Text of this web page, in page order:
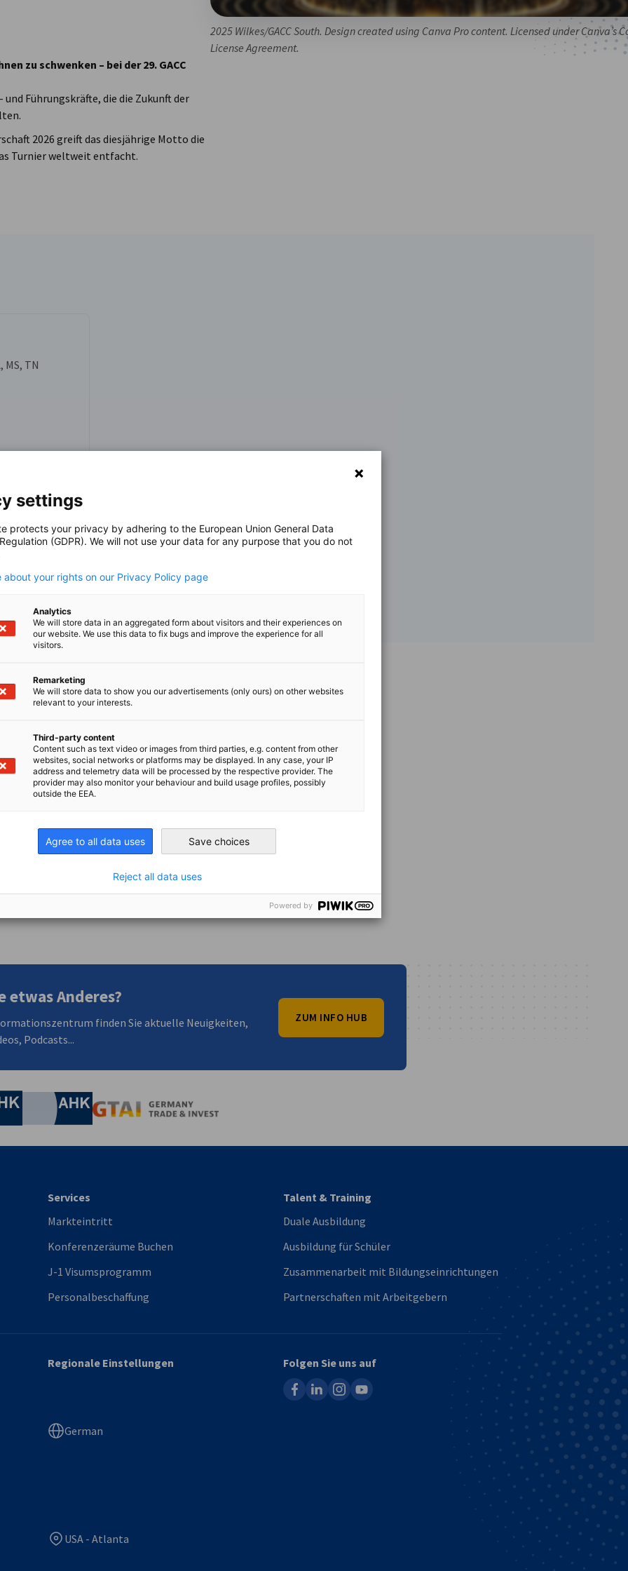
2025 Wilkes/GACC South. Design created using Canva Pro content. Licensed under Canva’s
License Agreement.
zu schwenken – bei der 29. GACC
Führungskräfte, die die Zukunft der
2026 greift das diesjährige Motto die
Turnier weltweit entfacht.
MS, TN
der LinkedIn gehen
Xing teilenKopiere URL zum Clipboard
etwas Anderes?
finden Sie aktuelle Neuigkeiten,
Podcasts...
ZUM INFO HUB
Industrie- und Handelskammer
Industrie- und Handelskammer
AHK.de
Services
Markteintritt
Konferenzeräume Buchen
J-1 Visumsprogramm
Personalbeschaffung
Talent & Training
Duale Ausbildung
Ausbildung für Schüler
Zusammenarbeit mit Bildungseinrichtungen
Partnerschaften mit Arbeitgebern
Regionale Einstellungen
German
USA - Atlanta
Folgen Sie uns auf
facebooklinkedininstagram
youtube
settings
protects your privacy by adhering to the European Union General Data
(GDPR). We will not use your data for any purpose that you do not
about your rights on our Privacy Policy page
Analytics
We will store data in an aggregated form about visitors and their experiences on
our website. We use this data to fix bugs and improve the experience for all
visitors.
Remarketing
We will store data to show you our advertisements (only ours) on other websites
relevant to your interests.
Third-party content
Content such as text video or images from third parties, e.g. content from other
websites, social networks or platforms may be displayed. In any case, your IP
address and telemetry data will be processed by the respective provider. The
provider may also monitor your behaviour and build usage profiles, possibly
outside the EEA.
Agree to all data uses Save choices
Reject all data uses
Powered by